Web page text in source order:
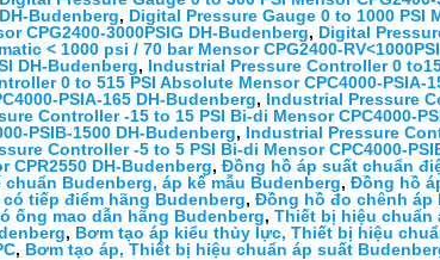
Budenberg, Digital Pressure Gauge 0 to 1000 PSI
CPG2400-3000PSIG DH-Budenberg, Digital
< 1000 psi / 70 bar Mensor CPG2400-
DH-Budenberg, Industrial Pressure Controller 0
0 to 515 PSI Absolute Mensor CPC4000-PSIA-
PSIA-165 DH-Budenberg, Industrial Pressure
Controller -15 to 15 PSI Bi-di Mensor CPC4000-
PSIB-1500 DH-Budenberg, Industrial Pressure
Controller -5 to 5 PSI Bi-di Mensor CPC4000-
CPR2550 DH-Budenberg, Đồng hồ áp suất chuẩn
chuẩn Budenberg, áp kế mẫu Budenberg, Đồng hồ
tiếp điểm hãng Budenberg, Đồng hồ đo chênh áp
ống mao dẫn hãng Budenberg, Thiết bị hiệu chuẩn
, Bơm tạo áp kiểu thủy lực, Thiết bị hiệu
, Bơm tạo áp, Thiết bị hiệu chuẩn áp suất